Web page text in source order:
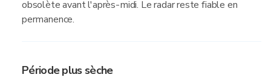
obsolète avant l'après-midi. Le radar reste fiable en
permanence.
Période plus sèche